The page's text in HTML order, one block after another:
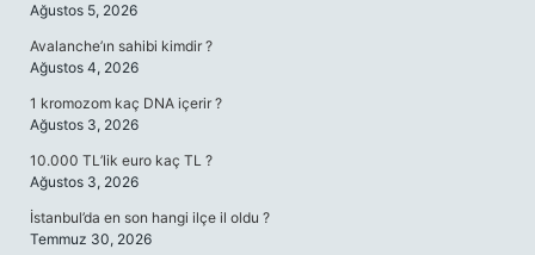
Ağustos 5, 2026
Avalanche’ın sahibi kimdir ?
Ağustos 4, 2026
1 kromozom kaç DNA içerir ?
Ağustos 3, 2026
10.000 TL’lik euro kaç TL ?
Ağustos 3, 2026
İstanbul’da en son hangi ilçe il oldu ?
Temmuz 30, 2026